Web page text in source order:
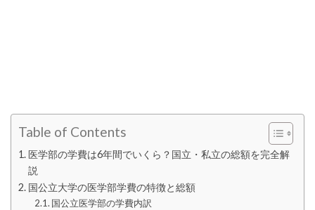
Table of Contents
医学部の学費は6年間でいくら？国立・私立の総額を完全解
説
国公立大学の医学部学費の特徴と総額
国公立医学部の学費内訳